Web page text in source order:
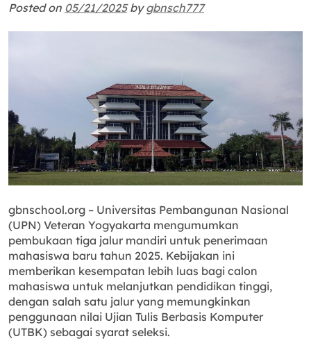
Posted on 05/21/2025bygbnsch777
gbnschool.org – Universitas Pembangunan Nasional
(UPN) Veteran Yogyakarta mengumumkan
pembukaan tiga jalur mandiri untuk penerimaan
mahasiswa baru tahun 2025. Kebijakan ini
memberikan kesempatan lebih luas bagi calon
mahasiswa untuk melanjutkan pendidikan tinggi,
dengan salah satu jalur yang memungkinkan
penggunaan nilai Ujian Tulis Berbasis Komputer
(UTBK) sebagai syarat seleksi.